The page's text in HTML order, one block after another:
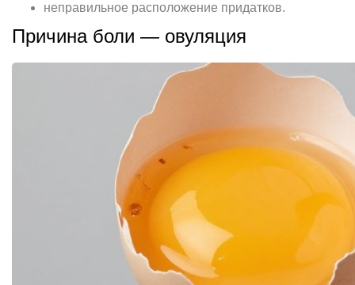
неправильное расположение придатков.
Причина боли — овуляция